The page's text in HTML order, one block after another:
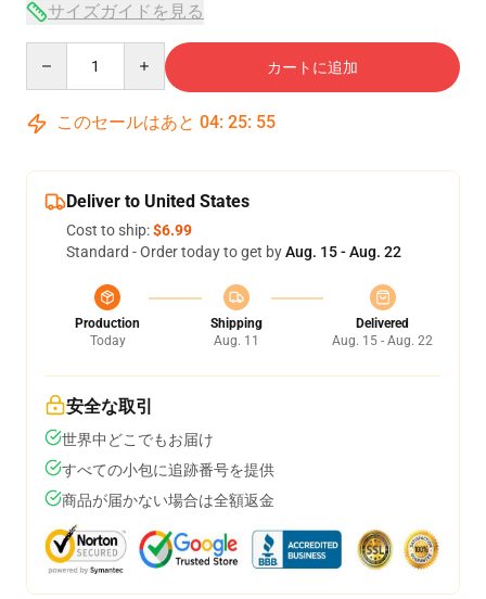
サイズガイドを見る
カートに追加
このセールはあと 04: 25: 54
Deliver to United States
Cost to ship:$6.99
Standard - Order today to get byAug. 15 - Aug. 22
Production
Today
Shipping
Aug. 11
Delivered
Aug. 15 - Aug. 22
安全な取引
世界中どこでもお届け
すべての小包に追跡番号を提供
商品が届かない場合は全額返金